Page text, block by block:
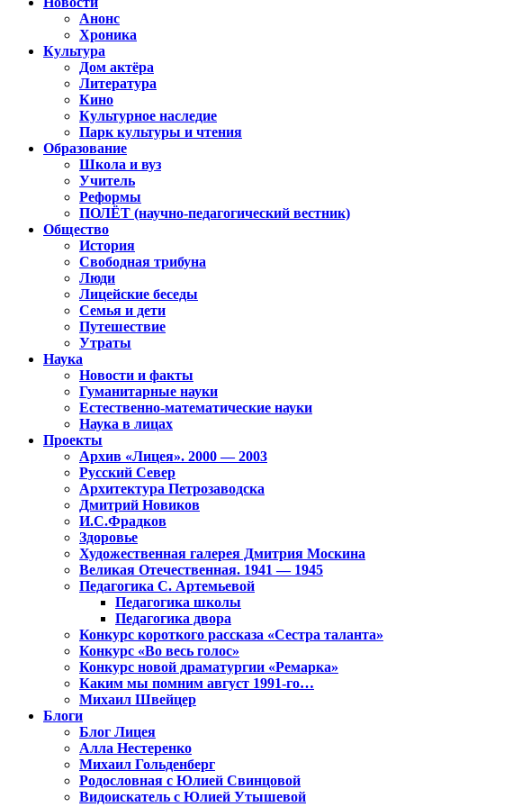
Анонс
Хроника
Культура
Дом актёра
Литература
Кино
Культурное наследие
Парк культуры и чтения
Образование
Школа и вуз
Учитель
Реформы
ПОЛЁТ (научно-педагогический вестник)
Общество
История
Свободная трибуна
Люди
Лицейские беседы
Семья и дети
Путешествие
Утраты
Наука
Новости и факты
Гуманитарные науки
Естественно-математические науки
Наука в лицах
Проекты
Архив «Лицея». 2000 — 2003
Русский Север
Архитектура Петрозаводска
Дмитрий Новиков
И.С.Фрадков
Здоровье
Художественная галерея Дмитрия Москина
Великая Отечественная. 1941 — 1945
Педагогика С. Артемьевой
Педагогика школы
Педагогика двора
Конкурс короткого рассказа «Сестра таланта»
Конкурс «Во весь голос»
Конкурс новой драматургии «Ремарка»
Каким мы помним август 1991-го…
Михаил Швейцер
Блоги
Блог Лицея
Алла Нестеренко
Михаил Гольденберг
Родословная с Юлией Свинцовой
Видоискатель с Юлией Утышевой